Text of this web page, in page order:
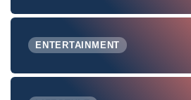
ENTERTAINMENT